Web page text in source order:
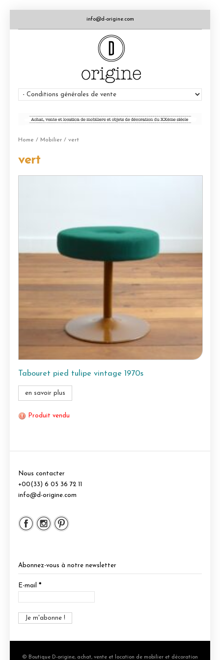
info@d-origine.com
Home / Mobilier / vert
vert
Tabouret pied tulipe vintage 1970s
en savoir plus
Produit vendu
Nous contacter
+00(33) 6 05 36 72 11
info@d-origine.com
Abonnez-vous à notre newsletter
E-mail *
© Boutique D-origine, achat, vente et location de mobilier et décoration